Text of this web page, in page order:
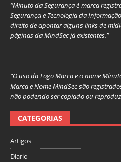
“Minuto da Segurança é marca
Segurança e Tecnologia da
direito de apontar alguns links de
páginas da MindSec já existentes.”
“O uso da Logo Marca e o nome
Marca e Nome MindSec são
não podendo ser copiado ou
CATEGORIAS
Artigos
Diario